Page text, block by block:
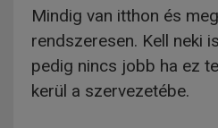
Mindig van itthon és
rendszeresen. Kell neki
pedig nincs jobb ha ez
kerül a szervezetébe.